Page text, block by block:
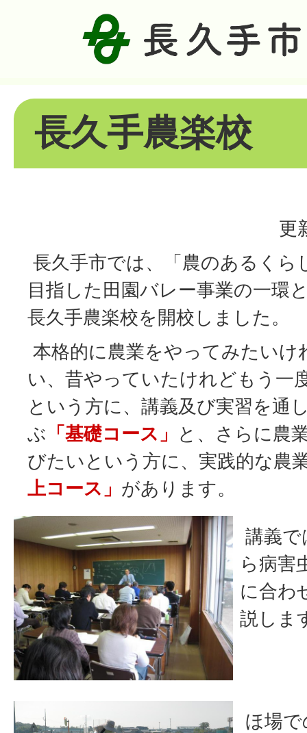
長久手農楽校
更
長久手市では、「農のあるくら
目指した田園バレー事業の一環
長久手農楽校を開校しました。
本格的に農業をやってみたい
い、昔やっていたけれどもう一
という方に、講義及び実習を通
ぶ 「基礎コース」 と、さらに農
びたいという方に、実践的な農
上コース」 があります。
講義
ら病害
に合わ
説しま
ほ場